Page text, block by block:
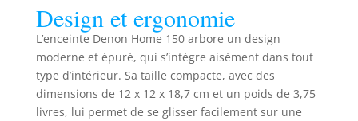
préférées
Commande vocale
: compatible avec
Amazon Alexa,
Google Assistant et
Apple Siri
Design et ergonomie
L’enceinte Denon Home 150 arbore un design
moderne et épuré, qui s’intègre aisément dans tout
type d’intérieur. Sa taille compacte, avec des
dimensions de 12 x 12 x 18,7 cm et un poids de 3,75
livres, lui permet de se glisser facilement sur une